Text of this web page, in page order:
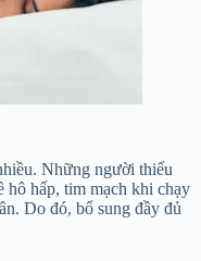
Những người thiếu
hô hấp, tim mạch khi chạy
Do đó, bổ sung đầy đủ